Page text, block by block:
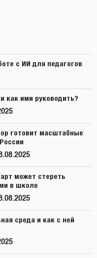
с ИИ для педагогов
как ими руководить?
готовит масштабные
может стереть
в школе
среда и как с ней